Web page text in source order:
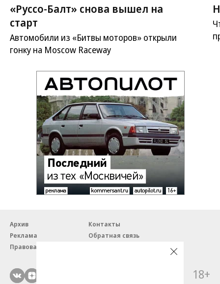
«Руссо-Балт» снова вышел на
старт
Автомобили из «Битвы моторов» открыли
гонку на Moscow Raceway
Архив
Контакты
Реклама
Обратная связь
Правовая информация
18+